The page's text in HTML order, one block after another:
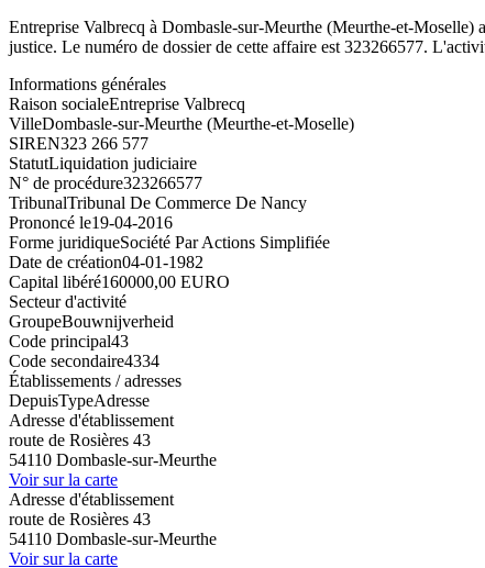
Entreprise Valbrecq à Dombasle-sur-Meurthe (Meurthe-et-
justice. Le numéro de dossier de cette affaire est 323266577.
Informations générales
Raison socialeEntreprise Valbrecq
VilleDombasle-sur-Meurthe (Meurthe-et-Moselle)
SIREN323 266 577
StatutLiquidation judiciaire
N° de procédure323266577
TribunalTribunal De Commerce De Nancy
Prononcé le19-04-2016
Forme juridiqueSociété Par Actions Simplifiée
Date de création04-01-1982
Capital libéré160000,00 EURO
Secteur d'activité
GroupeBouwnijverheid
Code principal43
Code secondaire4334
Établissements / adresses
DepuisTypeAdresse
Adresse d'établissement
route de Rosières 43
54110 Dombasle-sur-Meurthe
Voir sur la carte
Adresse d'établissement
route de Rosières 43
54110 Dombasle-sur-Meurthe
Voir sur la carte